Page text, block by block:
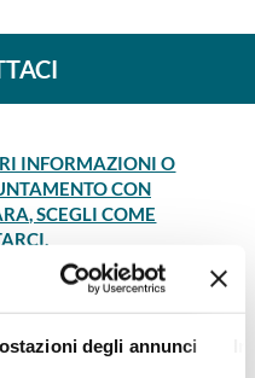
degli annunci
INFORMAZIONI O
CON
SCEGLI COME